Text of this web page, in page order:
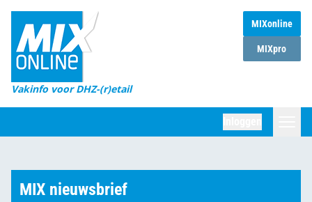
MIXonline
MIXpro
Vakinfo voor DHZ-(r)etail
Home
Magazines
DHZ Sessie
Marktcijfers
MIX nieuwsbrief